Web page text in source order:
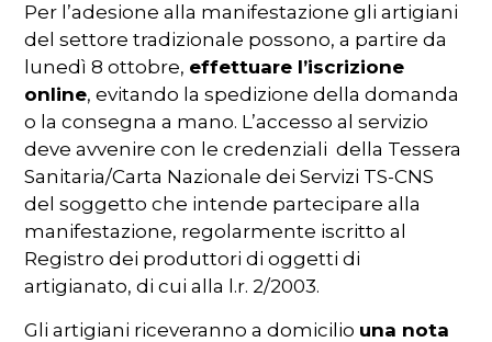
Per l’adesione alla manifestazione gli artigiani
del settore tradizionale possono, a partire da
lunedì 8 ottobre, effettuare l’iscrizione
online, evitando la spedizione della domanda
o la consegna a mano. L’accesso al servizio
deve avvenire con le credenziali della Tessera
Sanitaria/Carta Nazionale dei Servizi TS-CNS
del soggetto che intende partecipare alla
manifestazione, regolarmente iscritto al
Registro dei produttori di oggetti di
artigianato, di cui alla l.r. 2/2003.
Gli artigiani riceveranno a domicilio una nota